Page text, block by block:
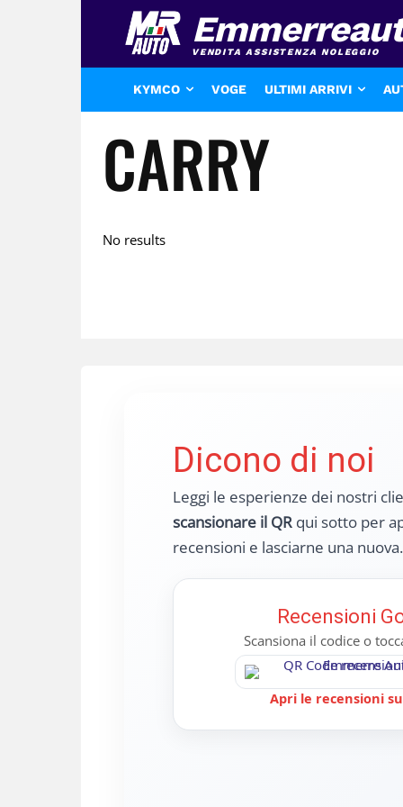
VENDITA ASSISTENZA NOLEGGIO
KYMCO VOGE ULTIMI ARRIVI
CARRY
Dicono di noi
Leggi le esperienze dei nostri
scansionare il QRqui sotto per
recensioni e lasciarne una nuova.
Recensioni
Scansiona il codice o
Apri le recensioni
Mariagrazia Borriello